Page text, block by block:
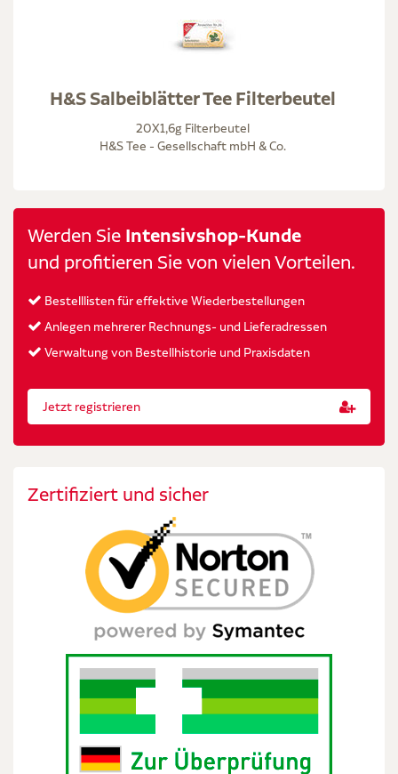
H&S Salbeiblätter Tee Filterbeutel
20X1,6g Filterbeutel
H&S Tee - Gesellschaft mbH & Co.
Werden Sie Intensivshop-Kunde
und profitieren Sie von vielen Vorteilen.
Bestelllisten für effektive Wiederbestellungen
Anlegen mehrerer Rechnungs- und Lieferadressen
Verwaltung von Bestellhistorie und Praxisdaten
Jetzt registrieren
Zertifiziert und sicher